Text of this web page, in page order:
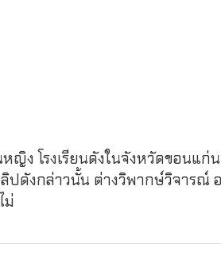
ง โรงเรียนดังในจังหวัดขอนแ
ดังกล่าวนั้น ต่างวิพากษ์วิจารณ์
ม่